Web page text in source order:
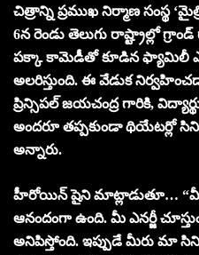
చిత్రాన్ని ప్రముఖ నిర్మాణ సంస్థ
6న రెండు తెలుగు రాష్ట్రాల్లో
పక్కా కామెడీతో కూడిన ఫ్యామిలీ
అలరిస్తుంది. ఈ వేడుక
ప్రిన్సిపల్ జయచంద్ర గారికి,
అందరూ తప్పకుండా
అన్నారు.
హీరోయిన్ షైని మాట్లాడుతూ… “మీ
ఆనందంగా ఉంది. మీ ఎనర్జీ
అనిపిస్తోంది. ఇప్పుడే మీరు మా